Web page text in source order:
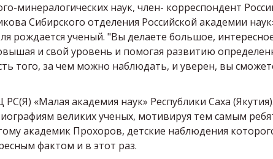
минералогических наук, член- корреспондент
Сибирского отделения Российской академии
рождается ученый. "Вы делаете большое,
и свой уровень и помогая развитию
того, за чем можно наблюдать, и уверен, вы
«Малая академия наук» Республики Саха
великих ученых, мотивируя тем самым
академик Прохоров, детские наблюдения
фактом и в этот раз.